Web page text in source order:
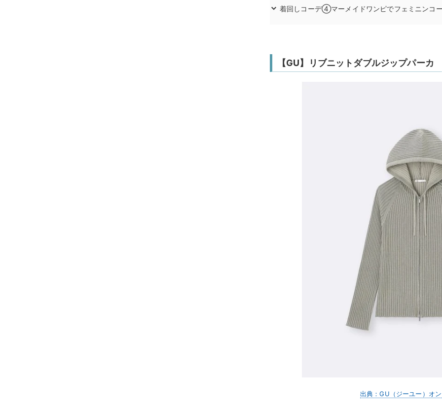
着回しコーデ④マーメイドワンピでフェミニンコ
【GU】リブニットダブルジップパーカ
出典：GU（ジーユー）オ